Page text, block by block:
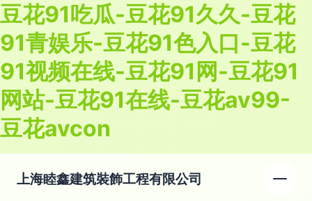
豆花91吃瓜-豆花91久久-豆花
91青娱乐-豆花91色入口-豆花
91视频在线-豆花91网-豆花91
网站-豆花91在线-豆花av99-
豆花avcon
上海睦鑫建筑裝飾工程有限公司